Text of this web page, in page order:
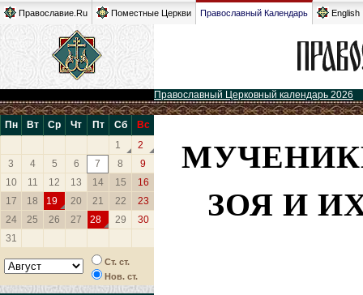
Православие.Ru Поместные Церкви Православный Календарь English
Православный Церковный календарь 2026
Пн Вт Ср Чт Пт Сб
Вс
1
2
3
4 5 6 7 8
9
10
11 12 13 14 15
16
17
18 19 20 21 22
23
24
25 26 27 28 29
30
31
Ст. ст.
Нов. ст.
ЗОЯ И